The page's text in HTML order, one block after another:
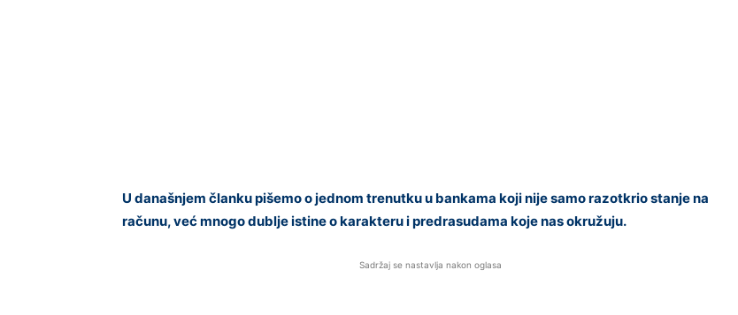
U današnjem članku pišemo o jednom trenutku u bankama koji nije samo razotkrio stanje na
računu, već mnogo dublje istine o karakteru i predrasudama koje nas okružuju.
Sadržaj se nastavlja nakon oglasa